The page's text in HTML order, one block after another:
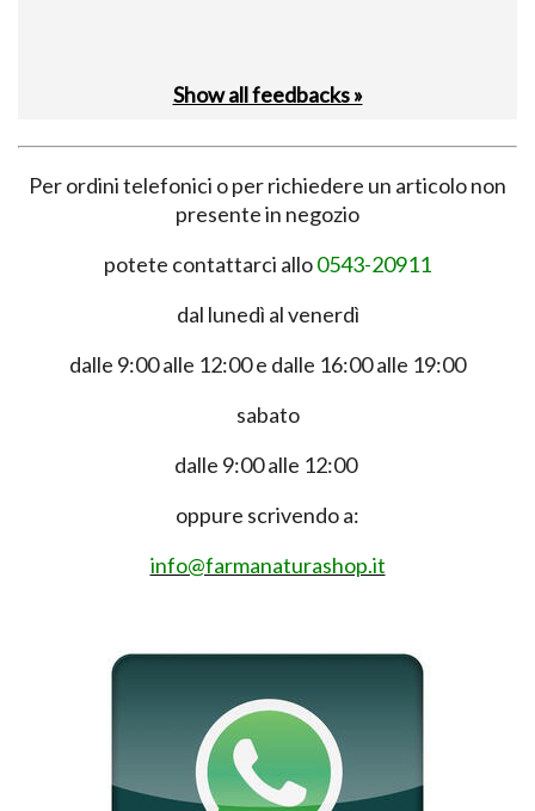
Show all feedbacks »
Per ordini telefonici o per richiedere un articolo non
presente in negozio
potete contattarci allo0543-20911
dal lunedì al venerdì
dalle 9:00 alle 12:00 e dalle 16:00 alle 19:00
sabato
dalle 9:00 alle 12:00
oppure scrivendo a:
info@farmanaturashop.it